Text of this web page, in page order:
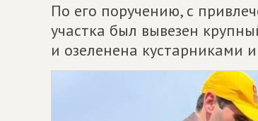
По его поручению, с
участка был вывезен
и озеленена кустарниками